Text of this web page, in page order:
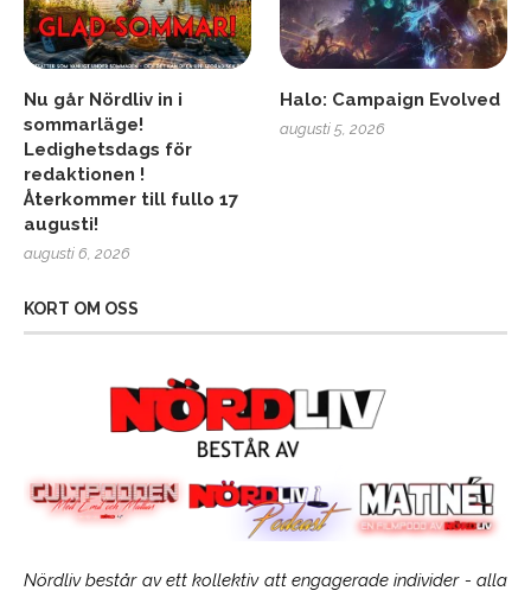
Nu går Nördliv in i
sommarläge!
Ledighetsdags för
redaktionen !
Återkommer till fullo 17
augusti!
augusti 6, 2026
Halo: Campaign Evolved
augusti 5, 2026
KORT OM OSS
Nördliv består av ett kollektiv att engagerade individer - alla